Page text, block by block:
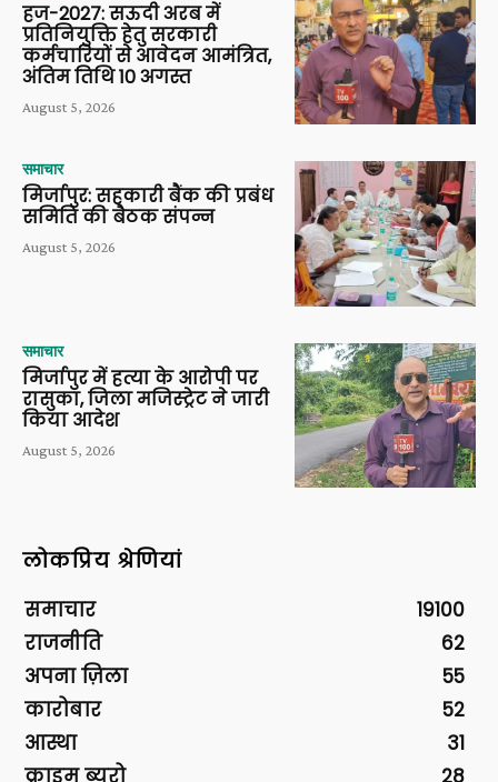
हज-2027: सऊदी अरब में
प्रतिनियुक्ति हेतु सरकारी
कर्मचारियों से आवेदन आमंत्रित,
अंतिम तिथि 10 अगस्त
August 5, 2026
समाचार
मिर्जापुर: सहकारी बैंक की प्रबंध
समिति की बैठक संपन्न
August 5, 2026
समाचार
मिर्जापुर में हत्या के आरोपी पर
रासुका, जिला मजिस्ट्रेट ने जारी
किया आदेश
August 5, 2026
लोकप्रिय श्रेणियां
समाचार
19100
राजनीति
62
अपना ज़िला
55
कारोबार
52
आस्था
31
क्राइम ब्यूरो
28